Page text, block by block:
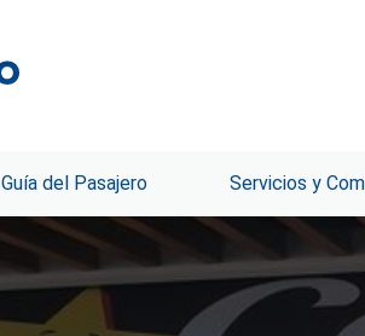
Guía del Pasajero Servicios y